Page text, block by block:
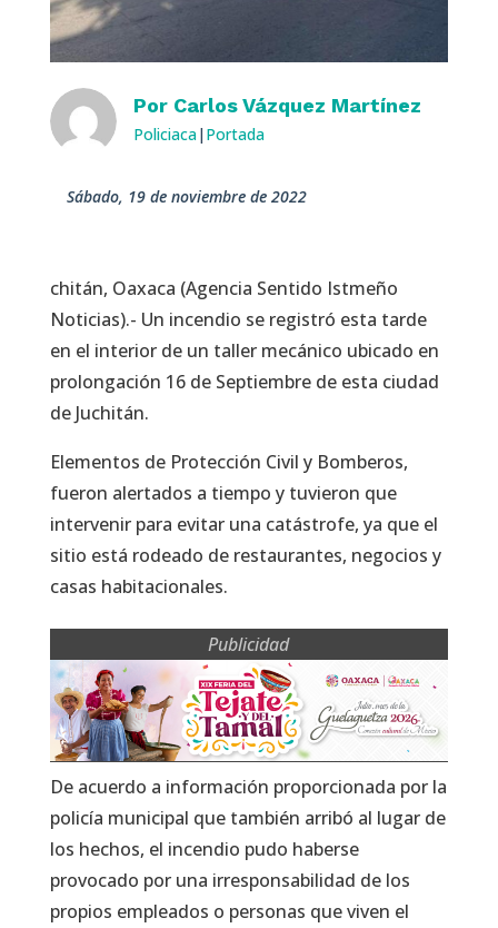
Por Carlos Vázquez Martínez
Policiaca| Portada
sábado, 19 de noviembre de 2022
chitán, Oaxaca (Agencia Sentido Istmeño
Noticias).- Un incendio se registró esta tarde
en el interior de un taller mecánico ubicado en
prolongación 16 de Septiembre de esta ciudad
de Juchitán.
Elementos de Protección Civil y Bomberos,
fueron alertados a tiempo y tuvieron que
intervenir para evitar una catástrofe, ya que el
sitio está rodeado de restaurantes, negocios y
casas habitacionales.
Publicidad
De acuerdo a información proporcionada por la
policía municipal que también arribó al lugar de
los hechos, el incendio pudo haberse
provocado por una irresponsabilidad de los
propios empleados o personas que viven el